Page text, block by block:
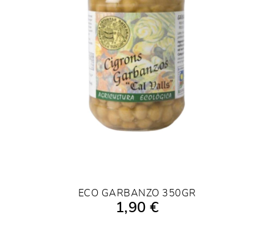
AÑADIR A LA COMPRA
ECO GARBANZO 350GR
1,90 €